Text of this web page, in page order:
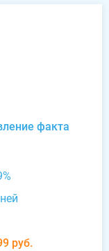
факта
руб.